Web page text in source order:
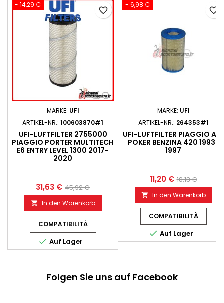
- 14,29 €
MARKE: UFI
ARTIKEL-NR.: 100603870#1
UFI-LUFTFILTER 2755000
PIAGGIO PORTER MULTITECH
E6 ENTRY LEVEL 1300 2017-
2020
31,63 € 45,92 €
 In den Warenkorb
COMPATIBILITÀ
 Auf Lager
favorite_border
- 6,98 €
MARKE: UFI
ARTIKEL-NR.: 264353#1
UFI-LUFTFILTER PIAGGIO APE
POKER BENZINA 420 1993-
1997
11,20 € 18,18 €
 In den Warenkorb
COMPATIBILITÀ
 Auf Lager
favorite_border
Folgen Sie uns auf Facebook